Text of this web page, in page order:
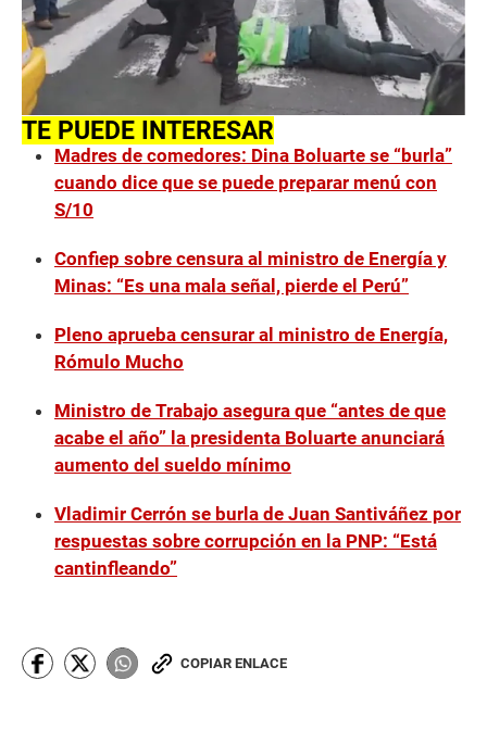
TE PUEDE INTERESAR
Madres de comedores: Dina Boluarte se “burla”
cuando dice que se puede preparar menú con
S/10
Confiep sobre censura al ministro de Energía y
Minas: “Es una mala señal, pierde el Perú”
Pleno aprueba censurar al ministro de Energía,
Rómulo Mucho
Ministro de Trabajo asegura que “antes de que
acabe el año” la presidenta Boluarte anunciará
aumento del sueldo mínimo
Vladimir Cerrón se burla de Juan Santiváñez por
respuestas sobre corrupción en la PNP: “Está
cantinfleando”
COPIAR ENLACE